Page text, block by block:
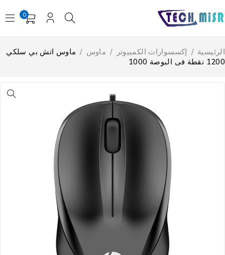
0
/ إكسسوارات الكمبيوتر ماوس
ماوس اتش بي سلكي
فى البوصة 1000